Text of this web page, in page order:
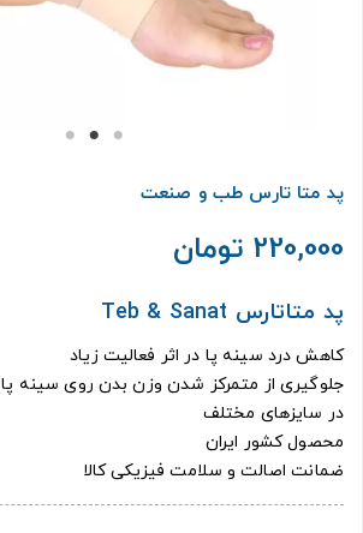
پد متا تارس طب و صنعت
220,000 تومان
پد متاتارس Teb & Sanat
کاهش درد سینه پا در اثر فعالیت زیاد
جلوگیری از متمرکز شدن وزن بدن روی سینه پا
در سایزهای مختلف
محصول کشور ایران
ضمانت اصالت و سلامت فیزیکی کالا